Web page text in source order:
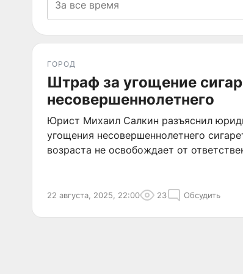
ГОРОД
Штраф за угощение
несовершеннолетнего
Юрист Михаил Салкин разъяснил
угощения несовершеннолетнего
возраста не освобождает от
22 августа, 2025, 22:00 23 Обсудить